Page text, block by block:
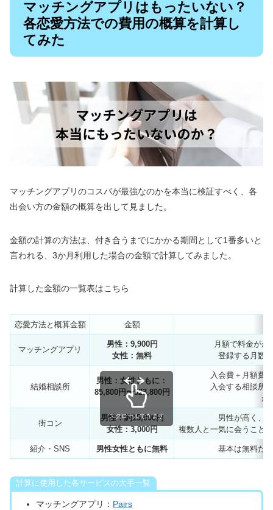
マッチングアプリはもったいない？
各恋愛方法での費用の概算を計算し
てみた
マッチングアプリのコスパが最強なのかを本当に検証すべく、各
出会い方の金額の概算を出して見ました。
金額の計算の方法は、付き合うまでにかかる期間として1番多いと
言われる、3か月利用した場合の金額で計算してみました。
計算した金額の一覧表はこちら
恋愛方法と概算金額 金額
マッチングアプリ
男性：9,900円
女性：無料
月額で料金がか
登録する月数
結婚相談所
男性：女性ともに：
85,800円〜523,800円
入会費＋月額費
入会する相談所
が
街コン
男性：約15,000円
女性：3,000円
男性が高く、
複数人と一気に会うこと
紹介・SNS 男性女性ともに無料 基本は無料だ
スクロールできます
計算に使用した各サービスの大手一覧
マッチングアプリ： Pairs